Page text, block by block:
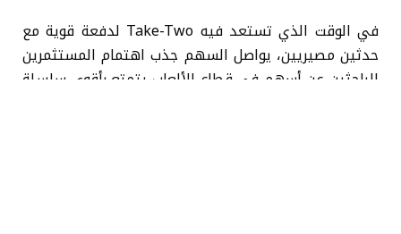
في الوقت الذي تستعد فيه Take-Two لدفعة قوية مع
حدثين مصيريين، يواصل السهم جذب اهتمام المستثمرين
الباحثين عن أسهم في قطاع الألعاب يتمتع بأقوى سلسلة